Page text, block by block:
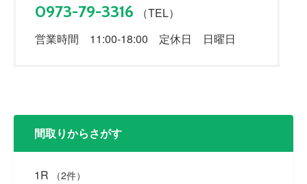
その他制限事
自然公園法/ 平成5年10月18日付（環保第
取引条件の有
0973-79-3316
（TEL）
営業時間 11:00-18:00 定休日 日曜日
間取りからさがす
1R （2件）